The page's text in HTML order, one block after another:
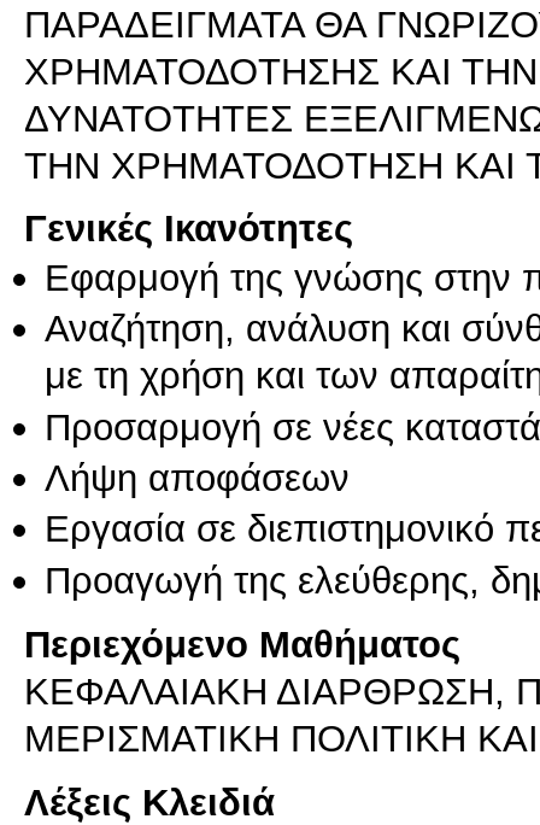
ΠΑΡΑΔΕΙΓΜΑΤΑ ΘΑ
ΧΡΗΜΑΤΟΔΟΤΗΣΗΣ ΚΑΙ
ΔΥΝΑΤΟΤΗΤΕΣ
Γενικές Ικανότητες
Εφαρμογή της γνώσης στην
Αναζήτηση, ανάλυση και
με τη χρήση και των
Προσαρμογή σε νέες
Λήψη αποφάσεων
Εργασία σε διεπιστημονικό
Προαγωγή της ελεύθερης,
Περιεχόμενο Μαθήματος
ΚΕΦΑΛΑΙΑΚΗ ΔΙΑΡΘΡΩΣΗ,
ΜΕΡΙΣΜΑΤΙΚΗ ΠΟΛΙΤΙΚΗ
Λέξεις Κλειδιά